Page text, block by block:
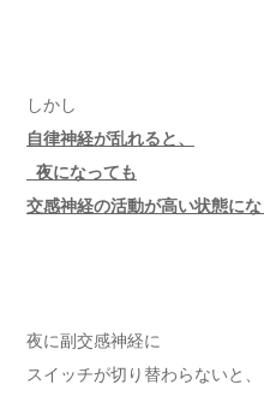
しかし
自律神経が乱れると、
夜になっても
交感神経の活動が高い状態にな
夜に副交感神経に
スイッチが切り替わらないと、